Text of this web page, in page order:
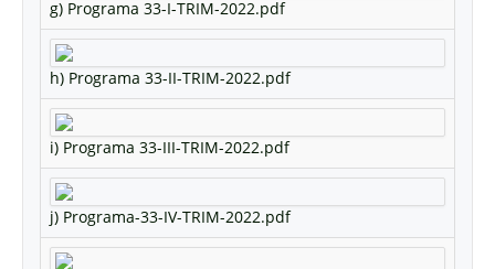
g) Programa 33-I-TRIM-2022.pdf
h) Programa 33-II-TRIM-2022.pdf
i) Programa 33-III-TRIM-2022.pdf
j) Programa-33-IV-TRIM-2022.pdf